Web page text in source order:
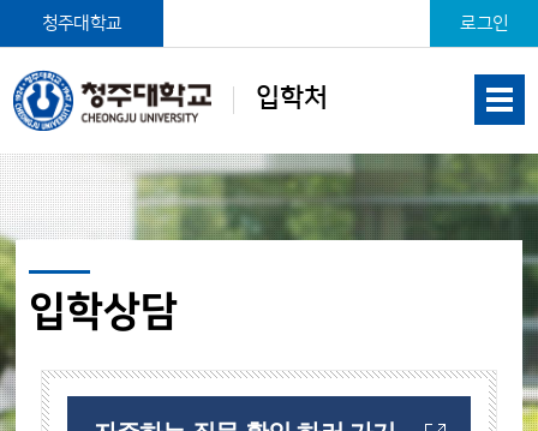
입학처
청주대학교 로그인
입학상담